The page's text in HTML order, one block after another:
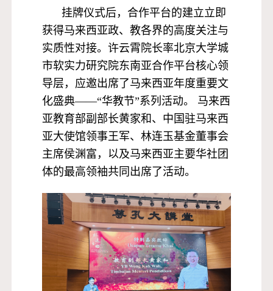
挂牌仪式后，合作平台的建立立即
获得马来西亚政、教各界的高度关注与
实质性对接。许云霄院长率北京大学城
市软实力研究院东南亚合作平台核心领
导层，应邀出席了马来西亚年度重要文
化盛典——“华教节”系列活动。 马来西
亚教育部副部长黄家和、中国驻马来西
亚大使馆领事王军、林连玉基金董事会
主席侯渊富，以及马来西亚主要华社团
体的最高领袖共同出席了活动。